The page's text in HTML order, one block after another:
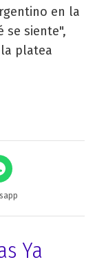
en la
se siente",
platea
Ya